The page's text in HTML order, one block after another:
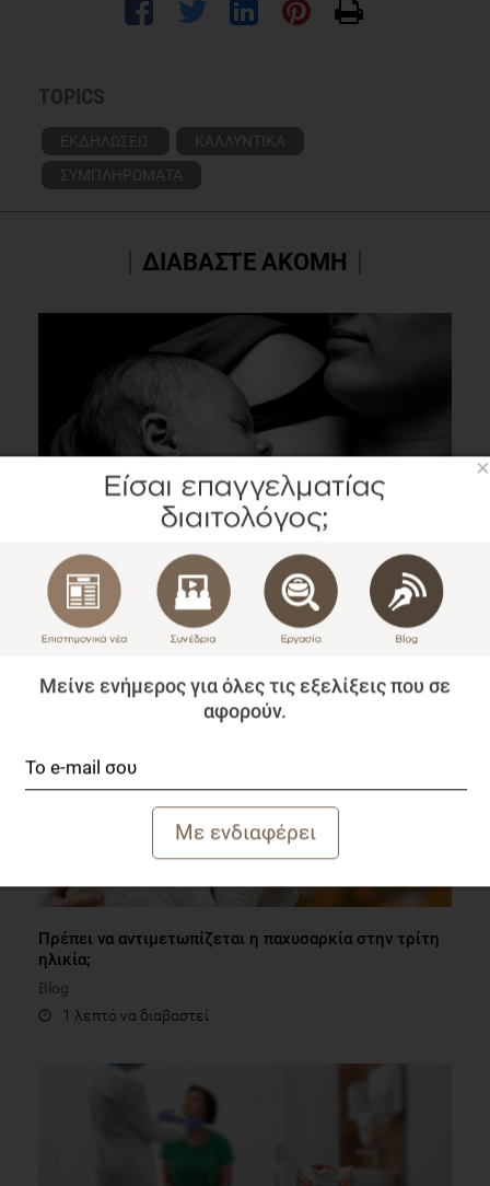
TOPICS
ΕΚΔΗΛΩΣΕΙΣ
ΚΑΛΛΥΝΤΙΚΑ
ΣΥΜΠΛΗΡΩΜΑΤΑ
ΔΙΑΒΑΣΤΕ ΑΚΟΜΗ
Ανεπάρκεια βιταμίνης D της μητέρας και Σκλήρυνση
Κατά Πλάκας στο παιδί
Επιστημονικά Νέα
1 λεπτό να διαβαστεί
Πρέπει να αντιμετωπίζεται η παχυσαρκία στην τρίτη
ηλικία;
Blog
1 λεπτό να διαβαστεί
×
Μείνε ενήμερος για όλες τις εξελίξεις που σε
αφορούν.